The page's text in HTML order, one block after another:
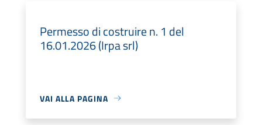
Permesso di costruire n. 1 del
16.01.2026 (Irpa srl)
VAI ALLA PAGINA